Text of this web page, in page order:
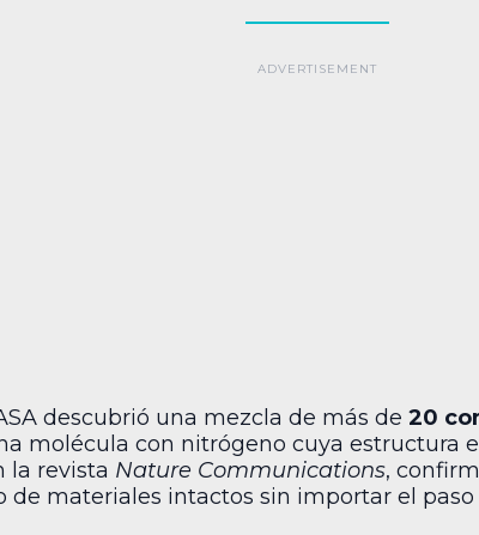
descubrió una mezcla de más de 20
molécula con nitrógeno cuya estructura
la revista Nature Communications,
de materiales intactos sin importar el